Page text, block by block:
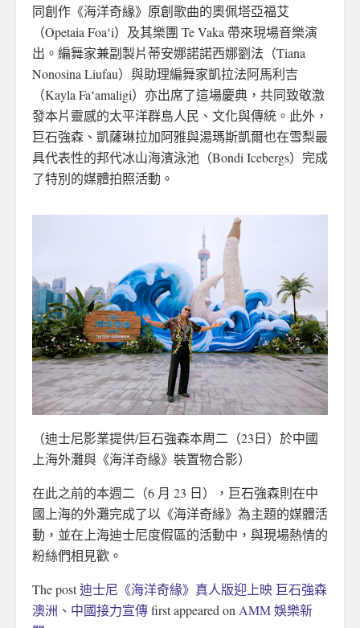
同創作《海洋奇緣》原創歌曲的奧佩塔亞福艾
（Opetaia Foaʻi）及其樂團 Te Vaka 帶來現場音樂演
出。編舞家兼副製片蒂安娜諾諾西娜劉法（Tiana
Nonosina Liufau）與助理編舞家凱拉法阿馬利吉
（Kayla Faʻamaligi）亦出席了這場慶典，共同致敬激
發本片靈感的太平洋群島人民、文化與傳統。此外，
巨石強森、凱薩琳拉加阿雅與湯瑪斯凱爾也在雪梨最
具代表性的邦代冰山海濱泳池（Bondi Icebergs）完成
了特別的媒體拍照活動。
（迪士尼影業提供/巨石強森本周二（23日）於中國
上海外灘與《海洋奇緣》裝置物合影）
在此之前的本週二（6 月 23 日），巨石強森則在中
國上海的外灘完成了以《海洋奇緣》為主題的媒體活
動，並在上海迪士尼度假區的活動中，與現場熱情的
粉絲們相見歡。
The post迪士尼《海洋奇緣》真人版迎上映 巨石強森
澳洲、中國接力宣傳first appeared on AMM 娛樂新